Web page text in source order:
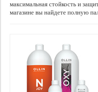
максимальная стойкость и
магазине вы найдете полную